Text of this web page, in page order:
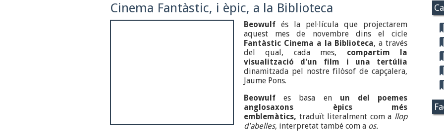
Cinema Fantàstic, i èpic, a la Biblioteca
Beowulf és la pel·lícula que projectarem
aquest mes de novembre dins el cicle
Fantàstic Cinema a la Biblioteca, a través
del qual, cada mes, compartim la
visualització d'un film i una tertúlia
dinamitzada pel nostre filòsof de capçalera,
Jaume Pons.
Beowulfes basa en un del poemes
anglosaxons èpics més
emblemàtics, traduït literalment com a llop
d'abelles, interpretat també com a os.